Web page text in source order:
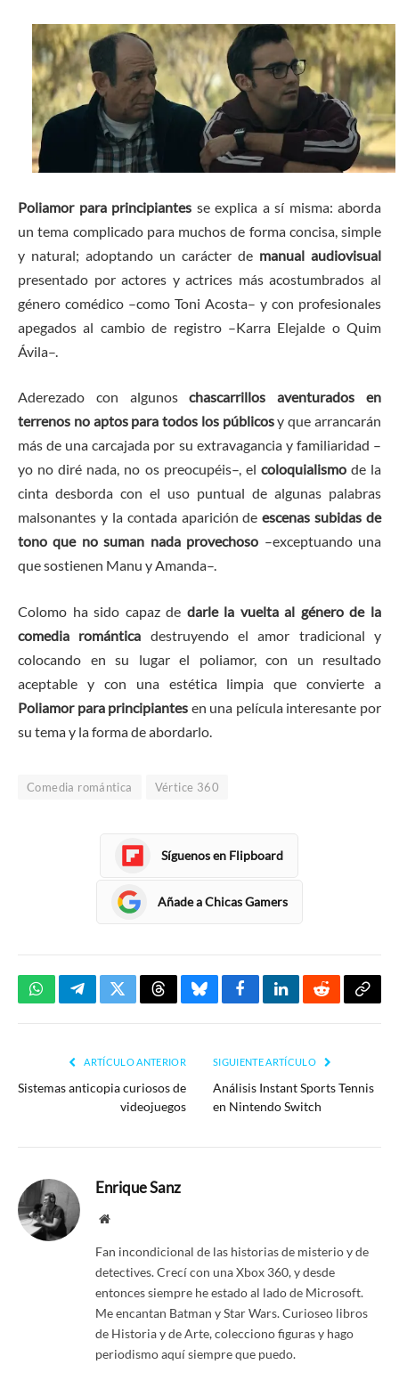
Poliamor para principiantes se explica a sí misma: aborda
un tema complicado para muchos de forma concisa, simple
y natural; adoptando un carácter de manual audiovisual
presentado por actores y actrices más acostumbrados al
género comédico –como Toni Acosta– y con profesionales
apegados al cambio de registro –Karra Elejalde o Quim
Ávila–.
Aderezado con algunoschascarrillos aventurados en
terrenos no aptos para todos los públicosy que arrancarán
más de una carcajada por su extravagancia y familiaridad –
yo no diré nada, no os preocupéis–, el coloquialismode la
cinta desborda con el uso puntual de algunas palabras
malsonantes y la contada aparición deescenas subidas de
tono que no suman nada provechoso –exceptuando una
que sostienen Manu y Amanda–.
Colomo ha sido capaz de darle la vuelta al género de la
comedia romántica destruyendo el amor tradicional y
colocando en su lugar el poliamor, con un resultado
aceptable y con una estética limpia que convierte a
Poliamor para principiantes en una película interesante por
su tema y la forma de abordarlo.
Comedia romántica Vértice 360
Síguenos en Flipboard
Añade a Chicas Gamers
WhatsAppTelegramTwitterThreadsBlueskyFacebookLinkedInReddit
ARTÍCULO ANTERIOR
Sistemas anticopia curiosos de
videojuegos
SIGUIENTE ARTÍCULO
Análisis Instant Sports Tennis
en Nintendo Switch
Enrique Sanz
Website
Fan incondicional de las historias de misterio y de
detectives. Crecí con una Xbox 360, y desde
entonces siempre he estado al lado de Microsoft.
Me encantan Batman y Star Wars. Curioseo libros
de Historia y de Arte, colecciono figuras y hago
periodismo aquí siempre que puedo.